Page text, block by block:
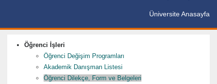
Üniversite Anasayfa
Öğrenci İşleri
Öğrenci Değişim Programları
Akademik Danışman Listesi
Öğrenci Dilekçe, Form ve Belgeleri